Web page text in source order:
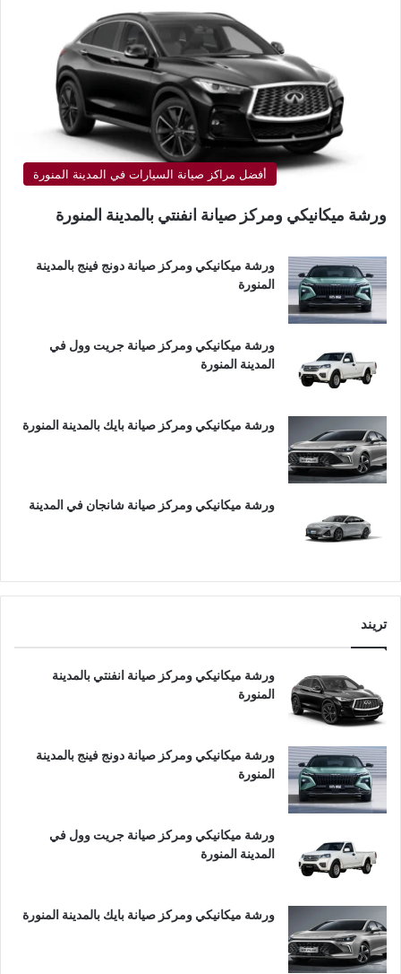
أفضل مراكز صيانة السيارات في المدينة المنورة
ورشة ميكانيكي ومركز صيانة انفنتي بالمدينة المنورة
ورشة ميكانيكي ومركز صيانة دونج فينج بالمدينة
المنورة
ورشة ميكانيكي ومركز صيانة جريت وول في
المدينة المنورة
ورشة ميكانيكي ومركز صيانة بايك بالمدينة المنورة
ورشة ميكانيكي ومركز صيانة شانجان في المدينة
تريند
ورشة ميكانيكي ومركز صيانة انفنتي بالمدينة
المنورة
ورشة ميكانيكي ومركز صيانة دونج فينج بالمدينة
المنورة
ورشة ميكانيكي ومركز صيانة جريت وول في
المدينة المنورة
ورشة ميكانيكي ومركز صيانة بايك بالمدينة المنورة